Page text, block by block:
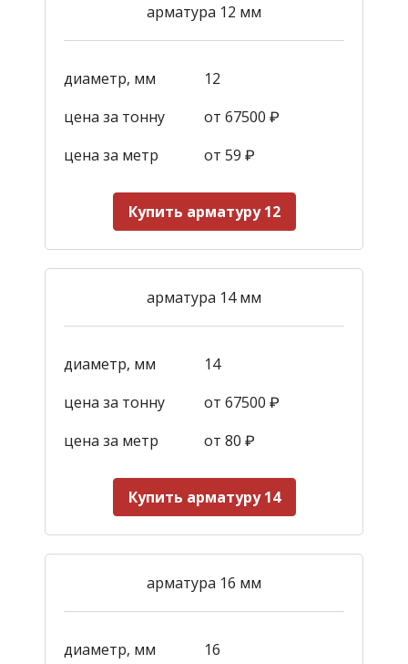
арматура 12 мм
диаметр, мм
12
цена за тонну
от 67500 ₽
цена за метр
от 59 ₽
Купить арматуру 12
арматура 14 мм
диаметр, мм
14
цена за тонну
от 67500 ₽
цена за метр
от 80 ₽
Купить арматуру 14
арматура 16 мм
диаметр, мм 16